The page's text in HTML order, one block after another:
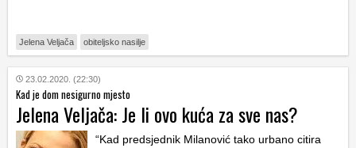
Jelena Veljača obiteljsko nasilje
23.02.2020. (22:30)
Kad je dom nesigurno mjesto
Jelena Veljača: Je li ovo kuća za sve nas?
“Kad predsjednik Milanović tako urbano citira